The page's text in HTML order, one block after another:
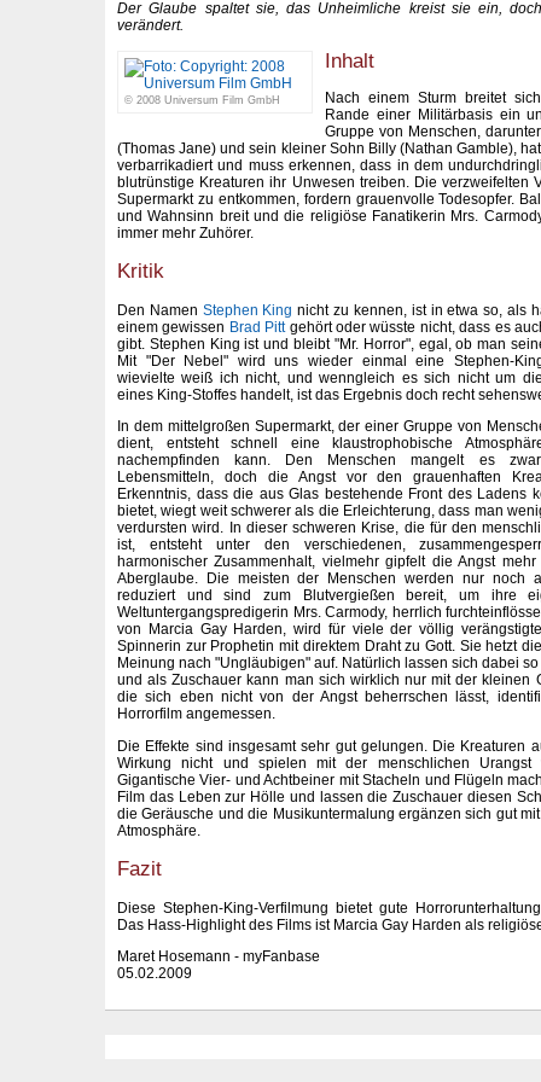
Der Glaube spaltet sie, das Unheimliche kreist sie ein,
verändert.
© 2008 Universum Film GmbH
Inhalt
Nach einem Sturm breitet
Rande einer Militärbasis ein
Gruppe von Menschen,
(Thomas Jane) und sein kleiner Sohn Billy (Nathan Gamble),
verbarrikadiert und muss erkennen, dass in dem
blutrünstige Kreaturen ihr Unwesen treiben. Die verzweifelten
Supermarkt zu entkommen, fordern grauenvolle Todesopfer.
und Wahnsinn breit und die religiöse Fanatikerin Mrs.
immer mehr Zuhörer.
Kritik
Den Namen Stephen King nicht zu kennen, ist in etwa so, als
einem gewissen Brad Pittgehört oder wüsste nicht, dass es
gibt. Stephen King ist und bleibt "Mr. Horror", egal, ob man
Mit "Der Nebel" wird uns wieder einmal eine Stephen-
wievielte weiß ich nicht, und wenngleich es sich nicht um
eines King-Stoffes handelt, ist das Ergebnis doch recht
In dem mittelgroßen Supermarkt, der einer Gruppe von
dient, entsteht schnell eine klaustrophobische
nachempfinden kann. Den Menschen mangelt es
Lebensmitteln, doch die Angst vor den grauenhaften
Erkenntnis, dass die aus Glas bestehende Front des Ladens
bietet, wiegt weit schwerer als die Erleichterung, dass man
verdursten wird. In dieser schweren Krise, die für den
ist, entsteht unter den verschiedenen,
harmonischer Zusammenhalt, vielmehr gipfelt die Angst
Aberglaube. Die meisten der Menschen werden nur noch
reduziert und sind zum Blutvergießen bereit, um ihre
Weltuntergangspredigerin Mrs. Carmody, herrlich
von Marcia Gay Harden, wird für viele der völlig
Spinnerin zur Prophetin mit direktem Draht zu Gott. Sie hetzt
Meinung nach "Ungläubigen" auf. Natürlich lassen sich dabei
und als Zuschauer kann man sich wirklich nur mit der kleinen
die sich eben nicht von der Angst beherrschen lässt,
Horrorfilm angemessen.
Die Effekte sind insgesamt sehr gut gelungen. Die Kreaturen
Wirkung nicht und spielen mit der menschlichen Urangst
Gigantische Vier- und Achtbeiner mit Stacheln und Flügeln
Film das Leben zur Hölle und lassen die Zuschauer diesen
die Geräusche und die Musikuntermalung ergänzen sich gut
Atmosphäre.
Fazit
Diese Stephen-King-Verfilmung bietet gute
Das Hass-Highlight des Films ist Marcia Gay Harden als
Maret Hosemann - myFanbase
05.02.2009